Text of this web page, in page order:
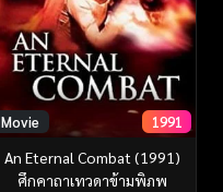
Movie 1991
An Eternal Combat (1991)
ศึกคาถาเทวดาข้ามพิภพ